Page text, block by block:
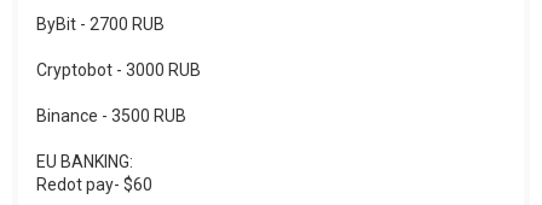
ByBit - 2700 RUB
Cryptobot - 3000 RUB
Binance - 3500 RUB
EU BANKING:
Redot pay- $60